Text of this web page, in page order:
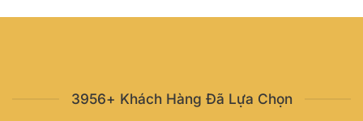
3956+ Khách Hàng Đã Lựa Chọn